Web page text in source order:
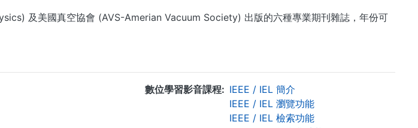
及美國真空協會 (AVS-Amerian Vacuum Society) 出版的六種專業期刊雜誌，年份可
數位學習影音課程
IEEE / IEL 簡介
IEEE / IEL 瀏覽功能
IEEE / IEL 檢索功能